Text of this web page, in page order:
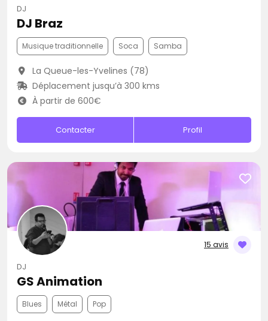
DJ
DJ Braz
Musique traditionnelle Soca Samba
La Queue-les-Yvelines (78)
Déplacement jusqu’à 300 kms
À partir de 600€
Contacter Profil
15 avis
DJ
GS Animation
Blues Métal Pop